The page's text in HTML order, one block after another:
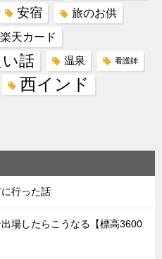
安宿 旅のお供
楽天カード
話 温泉 看護師
西インド
行った話
場したらこうなる【標高3600